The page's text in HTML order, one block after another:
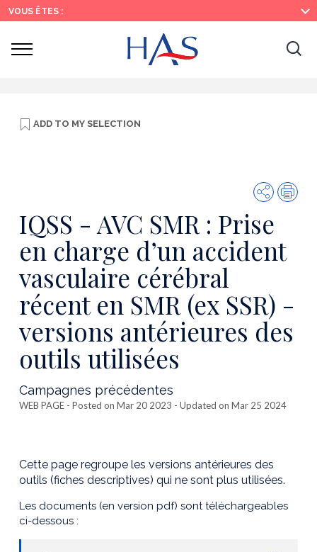
Search
Main
Menu
Main
Content
VOUS ÊTES :
Ouvrir
ADD TO MY SELECTION
Share
IQSS - AVC SMR : Prise
en charge d’un accident
vasculaire cérébral
récent en SMR (ex SSR) -
versions antérieures des
outils utilisées
Campagnes précédentes
WEB PAGE - Posted on Mar 20 2023 - Updated on Mar 25 2024
Cette page regroupe les versions antérieures des
outils (fiches descriptives) qui ne sont plus utilisées.
Les documents (en version pdf) sont téléchargeables
ci-dessous :